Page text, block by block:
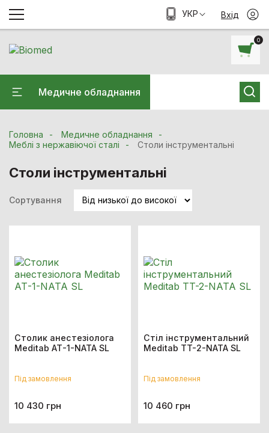
0
Медичне обладнання
УКР Вхід
Головна
Медичне обладнання
Меблі з нержавіючої сталі
Столи інструментальні
Столи інструментальні
Сортування
Столик анестезіолога
Meditab АТ-1-NATA SL
Під замовлення
10 430 грн
Стіл інструментальний
Meditab TT-2-NATA SL
Під замовлення
10 460 грн